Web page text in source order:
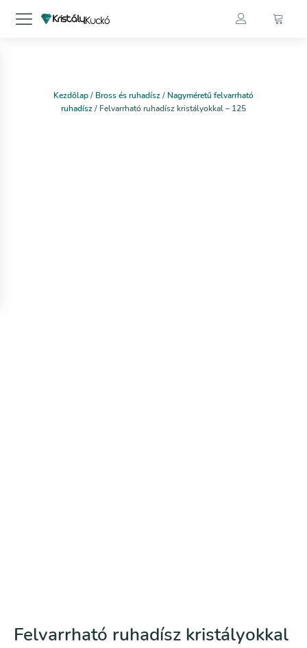
Kezdőlap/ Bross és ruhadísz/ Nagyméretű felvarrható
ruhadísz/ Felvarrható ruhadísz kristályokkal – 125
Felvarrható ruhadísz kristályokkal